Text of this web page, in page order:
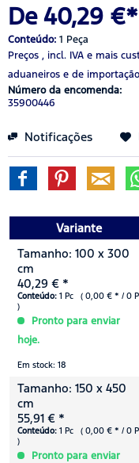
De 40,29 €*
Conteúdo: 1 Peça
Preços , incl. IVA e mais
aduaneiros e de importação
Número da encomenda:
35900446
Notificações
Variante
Tamanho: 100 x 300
cm
40,29 € *
Conteúdo: 1 Pc ( 0,00 € * / 0
)
Pronto para enviar
hoje.
Em stock: 18
Tamanho: 150 x 450
cm
55,91 € *
Conteúdo: 1 Pc ( 0,00 € * / 0
)
Pronto para enviar